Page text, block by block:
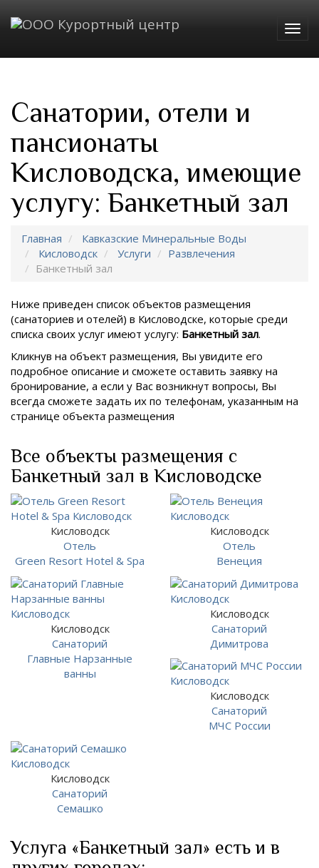
Санатории, отели и
пансионаты
Кисловодска, имеющие
услугу: Банкетный зал
Главная
Кавказские Минеральные Воды
Кисловодск
Услуги
Развлечения
Банкетный зал
Ниже приведен список объектов размещения
(санаториев и отелей) в Кисловодске, которые среди
списка своих услуг имеют услугу: Банкетный зал.
Кликнув на объект размещения, Вы увидите его
подробное описание и сможете оставить заявку на
бронирование, а если у Вас возникнут вопросы, Вы
всегда сможете задать их по телефонам, указанным на
странице объекта размещения
Все объекты размещения с
Банкетный зал в Кисловодске
Кисловодск
Отель
Green Resort Hotel & Spa
Кисловодск
Отель
Венеция
Кисловодск
Санаторий
Главные Нарзанные
ванны
Кисловодск
Санаторий
Димитрова
Кисловодск
Санаторий
МЧС России
Кисловодск
Санаторий
Семашко
Услуга «Банкетный зал» есть и в